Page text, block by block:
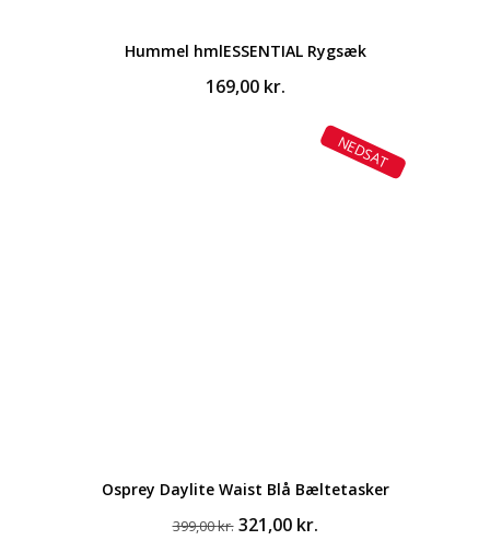
Hummel hmlESSENTIAL Rygsæk
169,00 kr.
NEDSAT
Osprey Daylite Waist Blå Bæltetasker
399,00kr. Den
321,00 kr.Den